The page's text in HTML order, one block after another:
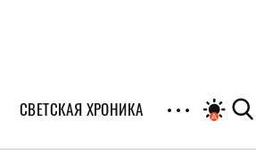
СВЕТСКАЯ ХРОНИКА